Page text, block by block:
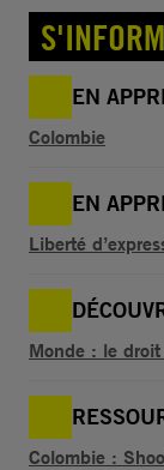
EN
Colombie
EN
Liberté
Monde : le
Colombie :